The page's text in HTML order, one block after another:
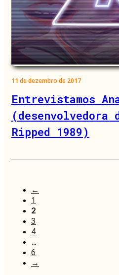
11 de dezembro de 2017
Entrevistamos
(desenvolvedora
Ripped 1989)
←
1
2
3
4
…
6
→